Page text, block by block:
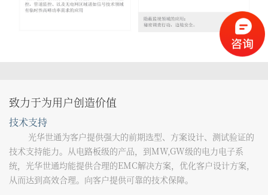
致力于为用户创造价值
技术支持
光华世通为客户提供强大的前期选型、方案设计、测试验证的
技术支持能力。从电路板级的产品，到MW,GW级的电力电子系
统，光华世通均能提供合理的EMC解决方案，优化客户设计方案，
从而达到高效合理。向客户提供可靠的技术保障。